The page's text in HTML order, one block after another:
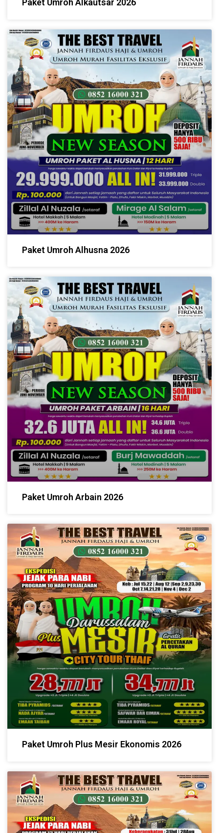
Paket Umroh Alkautsar 2026
Paket Umroh Alhusna 2026
Paket Umroh Arbain 2026
Paket Umroh Plus Mesir Ekonomis 2026